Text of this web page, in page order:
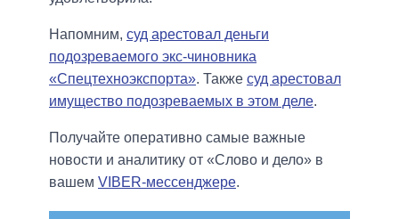
Напомним, суд арестовал деньги
подозреваемого экс-чиновника
«Спецтехноэкспорта». Также суд арестовал
имущество подозреваемых в этом деле.
Получайте оперативно самые важные
новости и аналитику от «Слово и дело» в
вашем VIBER-мессенджере.